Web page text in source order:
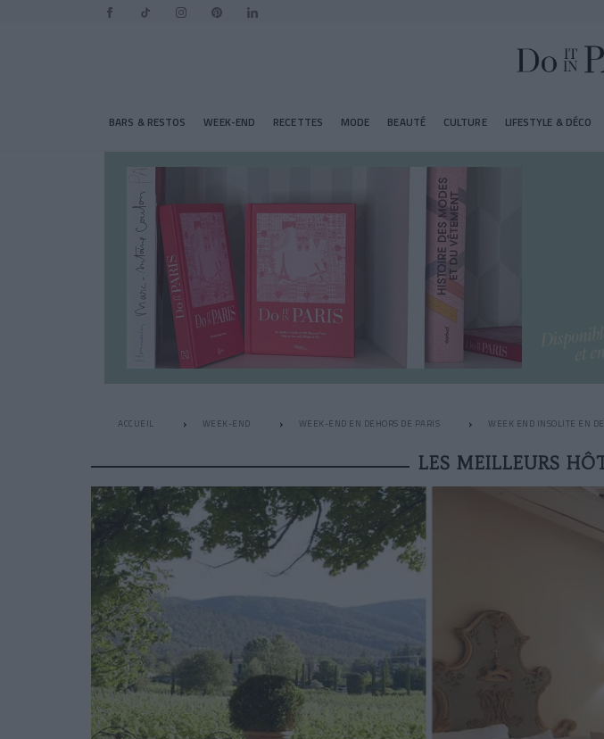
BARS & RESTOS WEEK-END RECETTES MODE BEAUTÉ CULTURE LIFESTYLE & DÉCO
ACCUEIL WEEK-END WEEK-END EN DEHORS DE PARIS WEEK END INSOLITE EN
LES MEILLEURS